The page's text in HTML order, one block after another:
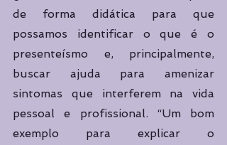
de forma didática para que
possamos identificar o que é o
presenteísmo e, principalmente,
buscar ajuda para amenizar
sintomas que interferem na vida
pessoal e profissional. “Um bom
exemplo para explicar o